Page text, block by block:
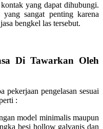
yang dapat dihubungi.
sangat penting karena
bengkel las tersebut.
Di Tawarkan Oleh
pekerjaan pengelasan sesuai
:
model minimalis maupun
besi hollow galvanis dan